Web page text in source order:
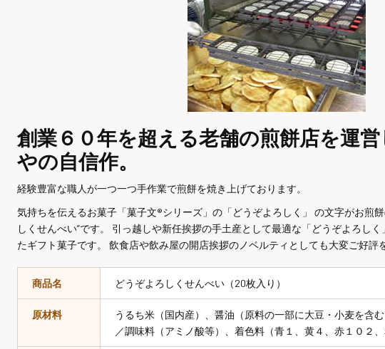
創業６０年を超える老舗の煎餅店を運
やの自信作。
経験豊富な職人が一つ一つ手作業で煎餅を焼き上げております。
気持ちを伝えるお菓子「菓子文®シリーズ」の「どうぞよろしく」 の文字がお煎
しくせんべい”です。 引っ越しや新任挨拶の手土産として最適な「どうぞよろし
たギフト菓子です。 飲食店や飲み屋の開店挨拶のノベルティとしても大変ご好評
商品名 どうぞよろしくせんべい（20枚入り）
原材料
うるち米（国内産）、醤油（原料の一部に大豆・小麦を含
／調味料（アミノ酸等）、着色料（青１、黄４、赤１０２、